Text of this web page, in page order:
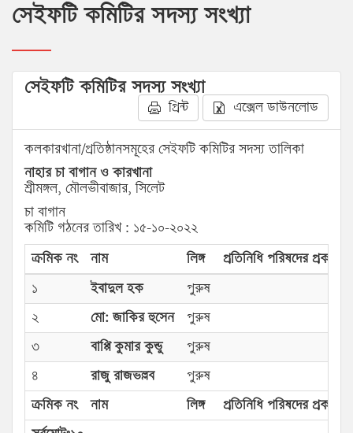
সেইফটি কমিটির সদস্য সংখ্যা
সেইফটি কমিটির সদস্য সংখ্যা
প্রিন্ট এক্সেল ডাউনলোড
কলকারখানা/প্রতিষ্ঠানসমূহের সেইফটি কমিটির সদস্য তালিকা
নাহার চা বাগান ও কারখানা
শ্রীমঙ্গল, মৌলভীবাজার, সিলেট
চা বাগান
কমিটি গঠনের তারিখ : ১৫-১০-২০২২
ক্রমিক নং
নাম লিঙ্গ প্রতিনিধি পরিষদের প্রকার
১
ইবাদুল হক পুরুষ
২
মো: জাকির হুসেন পুরুষ
৩
বাপ্পি কুমার কুন্ডু পুরুষ
৪
রাজু রাজভল্লব পুরুষ
ক্রমিক নং
নাম লিঙ্গ প্রতিনিধি পরিষদের প্রকার